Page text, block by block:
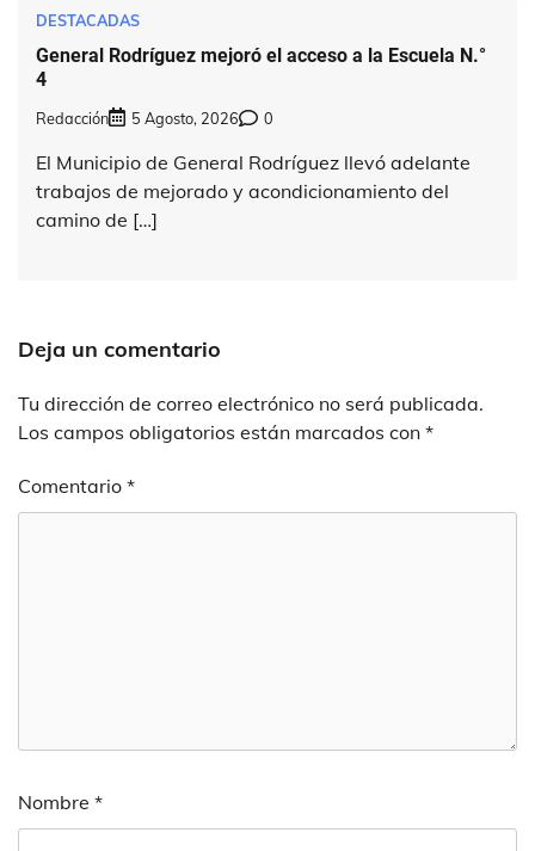
DESTACADAS
General Rodríguez mejoró el acceso a la Escuela N.°
4
Redacción 5 Agosto, 2026 0
El Municipio de General Rodríguez llevó adelante
trabajos de mejorado y acondicionamiento del
camino de […]
Deja un comentario
Tu dirección de correo electrónico no será publicada.
Los campos obligatorios están marcados con *
Comentario *
Nombre *